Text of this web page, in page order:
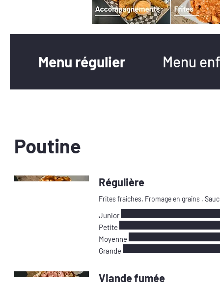
Menu régulier Menu
Poutine
Régulière
Frites fraiches, Fromage en grains ,
Junior
Petite
Moyenne
Grande
Viande fumée